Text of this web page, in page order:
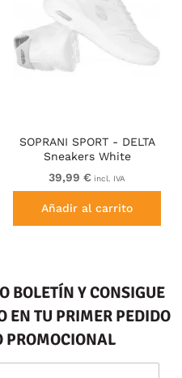
SOPRANI SPORT - DELTA
Sneakers White
39,99 € incl. IVA
Añadir al carrito
BOLETÍN Y CONSIGUE
EN TU PRIMER PEDIDO
PROMOCIONAL